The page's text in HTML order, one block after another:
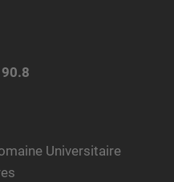
Universitaire